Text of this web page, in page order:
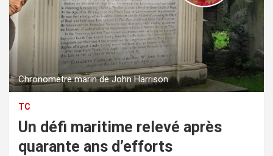
Chronometre marin de John Harrison
TC
Un défi maritime relevé après
quarante ans d’efforts